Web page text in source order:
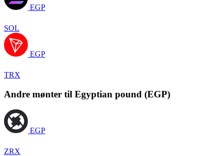
EGP
SOL
EGP
TRX
Andre mønter til Egyptian pound (EGP)
EGP
ZRX